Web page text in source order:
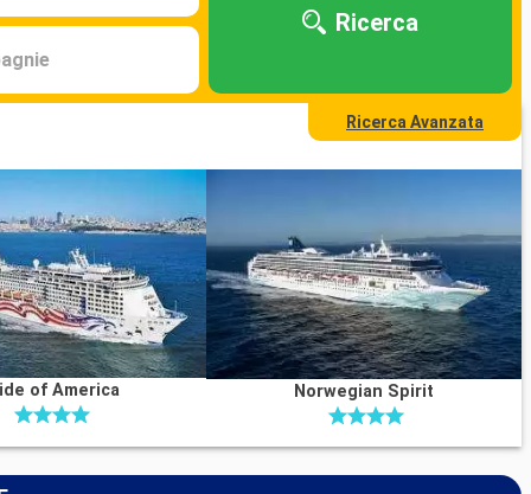
Ricerca
Ricerca Avanzata
of America Norwegian Spirit